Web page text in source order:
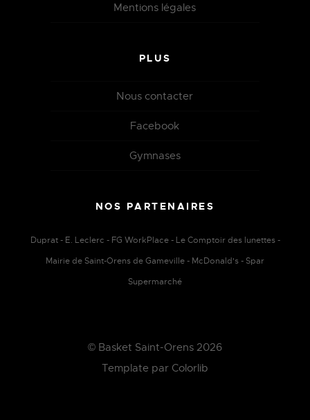
Mentions légales
PLUS
Nous contacter
Facebook
Gymnases
NOS PARTENAIRES
Duprat - E. Leclerc - FG WorkPlace - Le Comptoir des lunettes -
Mairie de Saint-Orens de Gameville - McDonald's - Spar
Supermarché
© Basket Saint-Orens 2026
Template par Colorlib